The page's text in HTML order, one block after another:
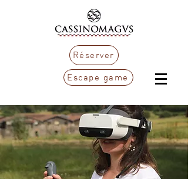
Réserver
Escape game